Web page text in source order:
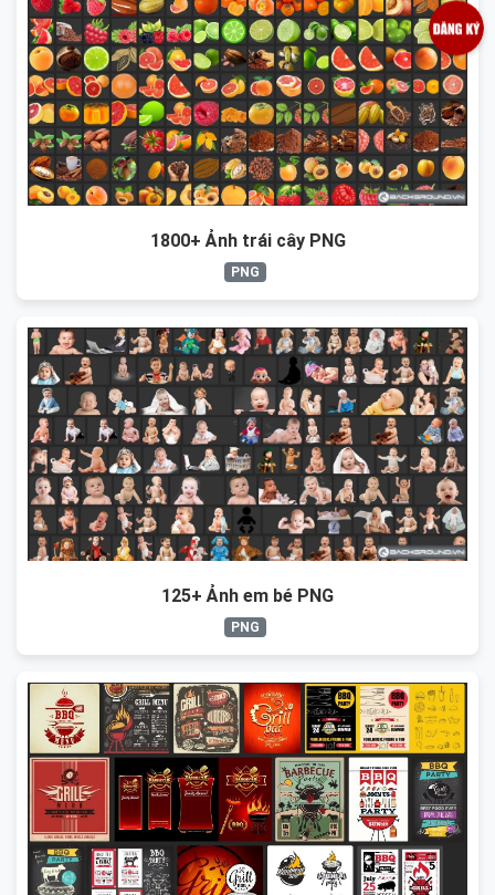
1800+ Ảnh trái cây PNG
PNG
125+ Ảnh em bé PNG
PNG